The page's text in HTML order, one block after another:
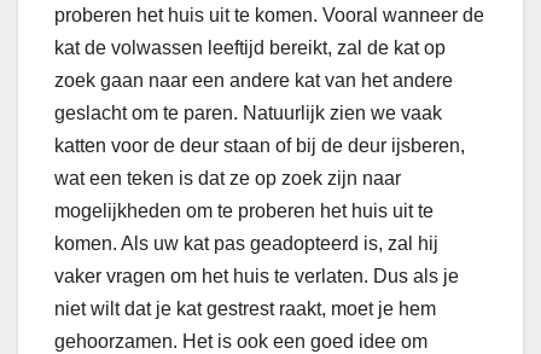
proberen het huis uit te komen. Vooral wanneer de
kat de volwassen leeftijd bereikt, zal de kat op
zoek gaan naar een andere kat van het andere
geslacht om te paren. Natuurlijk zien we vaak
katten voor de deur staan ​​of bij de deur ijsberen,
wat een teken is dat ze op zoek zijn naar
mogelijkheden om te proberen het huis uit te
komen. Als uw kat pas geadopteerd is, zal hij
vaker vragen om het huis te verlaten. Dus als je
niet wilt dat je kat gestrest raakt, moet je hem
gehoorzamen. Het is ook een goed idee om